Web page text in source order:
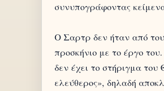
συνυπογράφοντας
Ο Σαρτρ δεν ήταν από
προσκήνιο με το έργο
δεν έχει το στήριγμα του
ελεύθερος», δηλαδή